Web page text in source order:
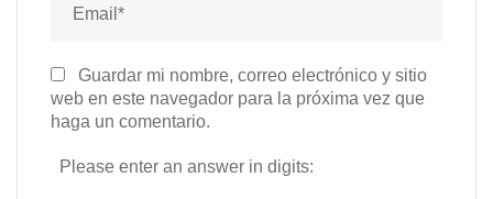
Guardar mi nombre, correo electrónico y sitio
web en este navegador para la próxima vez que
haga un comentario.
Please enter an answer in digits: